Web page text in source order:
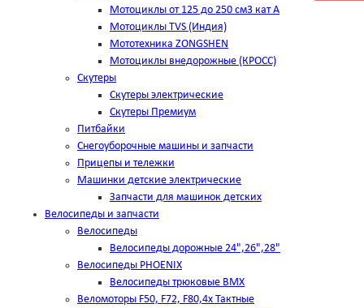
Мотоциклы от 125 до 250 см3 кат А
Мотоциклы TVS (Индия)
Мототехника ZONGSHEN
Мотоциклы внедорожные (КРОСС)
Скутеры
Скутеры электрические
Скутеры Премиум
Питбайки
Снегоуборочные машины и запчасти
Прицепы и тележки
Машинки детские электрические
Запчасти для машинок детских
Велосипеды и запчасти
Велосипеды
Велосипеды дорожные 24",26",28"
Велосипеды PHOENIX
Велосипеды трюковые BMX
Веломоторы F50, F72, F80,4х Тактные